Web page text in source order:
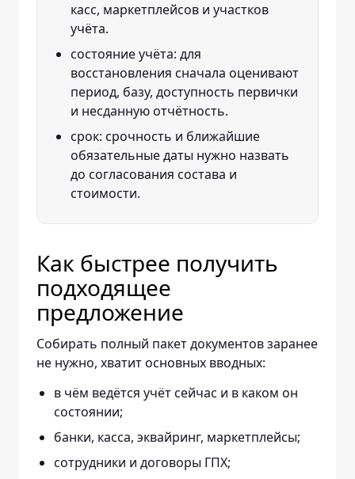
касс, маркетплейсов и участков
учёта.
состояние учёта: для
восстановления сначала оценивают
период, базу, доступность первички
и несданную отчётность.
срок: срочность и ближайшие
обязательные даты нужно назвать
до согласования состава и
стоимости.
Как быстрее получить
подходящее
предложение
Собирать полный пакет документов заранее
не нужно, хватит основных вводных:
в чём ведётся учёт сейчас и в каком он
состоянии;
банки, касса, эквайринг, маркетплейсы;
сотрудники и договоры ГПХ;